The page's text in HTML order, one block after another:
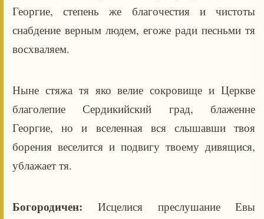
Георгие, степень же благочестия и чистоты
снабдение верным людем, егоже ради песньми тя
восхваляем.
Ныне стяжа тя яко велие сокровище и Церкве
благолепие Сердикийский град, блаженне
Георгие, но и вселенная вся слышавши твоя
борения веселится и подвигу твоему дивящися,
ублажает тя.
Богородичен:Исцелися преслушание Евы